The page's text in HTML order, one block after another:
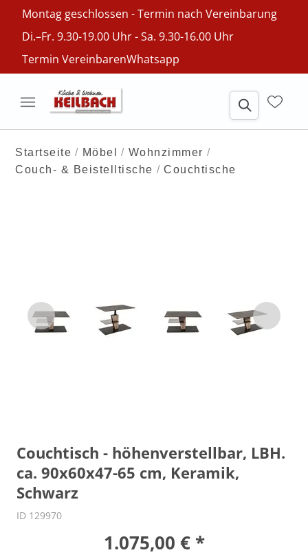
Montag geschlossen - Termin nach Vereinbarung
Di.–Fr. 9.30-19.00 Uhr - Sa. 9.30-16.00 Uhr
Termin VereinbarenWhatsapp
Startseite Möbel
Wohnzimmer
Couch- & Beistelltische
Couchtische
Couchtisch - höhenverstellbar, LBH.
ca. 90x60x47-65 cm, Keramik,
Schwarz
ID 129970
1.075,00 € *